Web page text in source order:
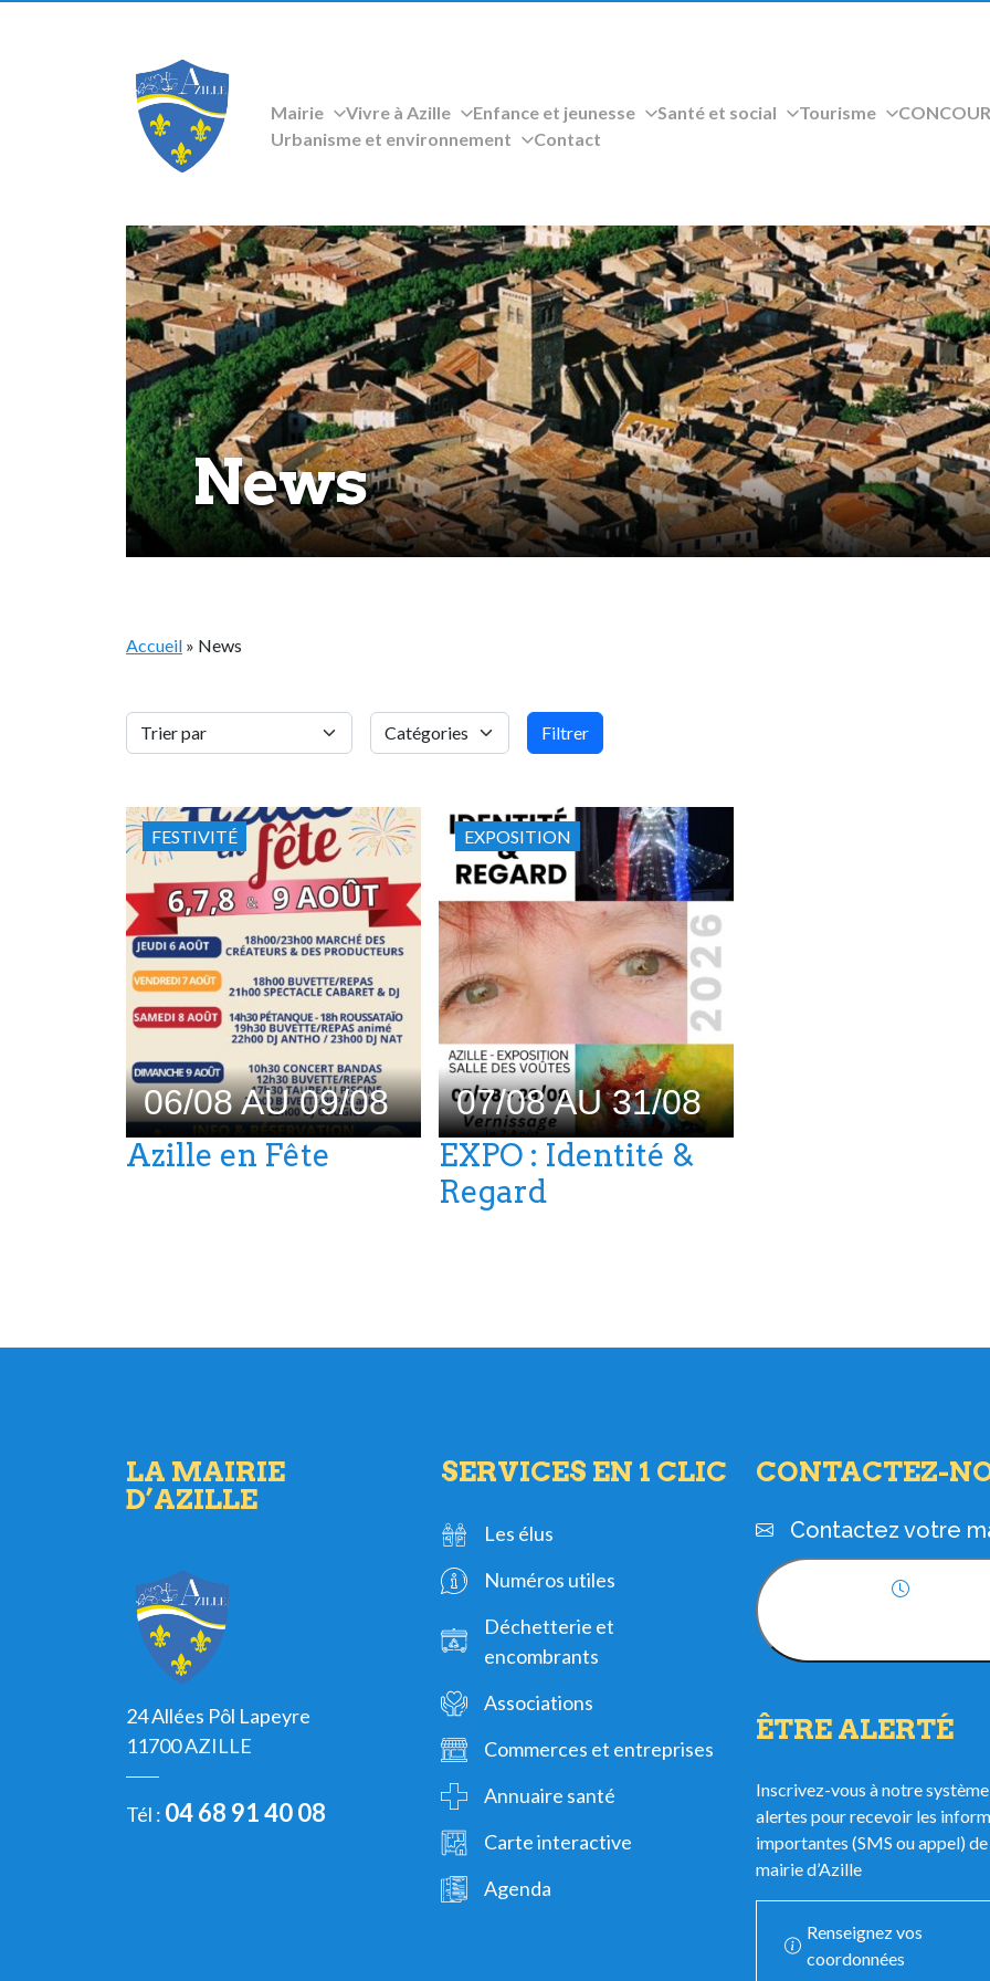
Mairie Vivre à Azille Enfance et jeunesse Santé et social Tourisme
Urbanisme et environnement
Contact
News
Accueil » News
Filtrer
FESTIVITÉ
06/08 AU 09/08
Azille en Fête
EXPOSITION
07/08 AU 31/08
EXPO : Identité &
Regard
LA MAIRIE
D’AZILLE
24 Allées Pôl Lapeyre
11700 AZILLE
Tél : 04 68 91 40 08
SERVICES EN 1 CLIC
Les élus
Numéros utiles
Déchetterie et
encombrants
Associations
Commerces et entreprises
Annuaire santé
Carte interactive
Agenda
CONTACTEZ-
Contactez votre
ÊTRE ALERTÉ
Inscrivez-vous à notre
alertes pour recevoir les
importantes (SMS ou appel) de
mairie d’Azille
Renseignez vos
coordonnées